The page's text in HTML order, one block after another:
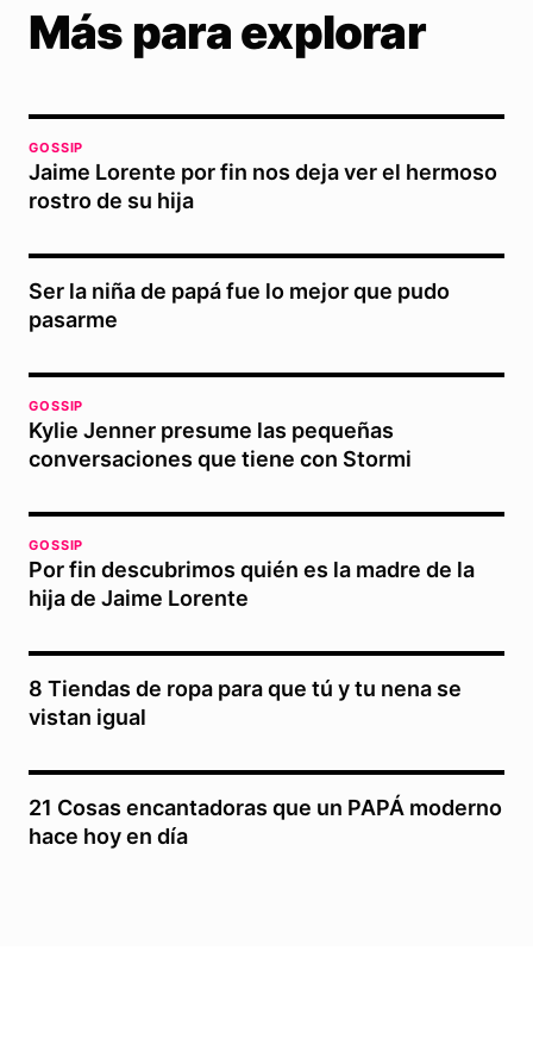
Más para explorar
GOSSIP
Jaime Lorente por fin nos deja ver el hermoso
rostro de su hija
Ser la niña de papá fue lo mejor que pudo
pasarme
GOSSIP
Kylie Jenner presume las pequeñas
conversaciones que tiene con Stormi
GOSSIP
Por fin descubrimos quién es la madre de la
hija de Jaime Lorente
8 Tiendas de ropa para que tú y tu nena se
vistan igual
21 Cosas encantadoras que un PAPÁ moderno
hace hoy en día